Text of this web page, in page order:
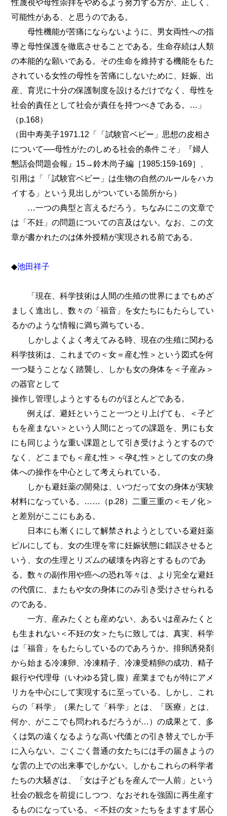
性蔑視や母性崇拝をやめるよう努力する方が、正しく、
可能性がある、と思うのである。
母性機能が苦痛にならないように、男女両性への指
導と母性保護を徹底させることである。生命存続は人類
の本能的な願いである。その生命を維持する機能をもた
されている女性の母性を苦痛にしないために、妊娠、出
産、育児に十分の保護制度を設けるだけでなく、母性を
社会的責任として社会が責任を持つべきである。…」
（p.168）
（田中寿美子1971.12「「試験官ベビー」思想の皮相さ
について──母性がたのしめる社会的条件こそ」『婦人
懇話会問題会報』15→鈴木尚子編［1985:159-169］、
引用は「「試験官ベビー」は生物の自然のルールをハカ
イする」という見出しがついている箇所から）
…一つの典型と言えるだろう。ちなみにこの文章で
は「不妊」の問題についての言及はない。なお、この文
章が書かれたのは体外授精が実現される前である。
◆池田祥子
「現在、科学技術は人間の生殖の世界にまでもめざ
ましく進出し、数々の「福音」を女たちにもたらしてい
るかのような情報に満ち満ちている。
しかしよくよく考えてみる時、現在の生殖に関わる
科学技術は、これまでの＜女＝産む性＞という図式を何
一つ疑うことなく踏襲し、しかも女の身体を＜子産み＞
の器官として
操作し管理しようとするものがほとんどである。
例えば、避妊ということ一つとり上げても、＜子ど
もを産まない＞という人間にとっての課題を、男にも女
にも同じような重い課題として引き受けようとするので
なく、どこまでも＜産む性＞＜孕む性＞としての女の身
体への操作を中心として考えられている。
しかも避妊薬の開発は、いつだって女の身体が実験
材料になっている。……（p.28）二重三重の＜モノ化＞
と差別がここにもある。
日本にも漸くにして解禁されようとしている避妊薬
ピルにしても、女の生理を常に妊娠状態に錯誤させると
いう、女の生理とリズムの破壊を内容とするものであ
る。数々の副作用や癌への恐れ等々は、より完全な避妊
の代償に、またもや女の身体にのみ引き受けさせられる
のである。
一方、産みたくとも産めない、あるいは産みたくと
も生まれない＜不妊の女＞たちに致しては、真実、科学
は「福音」をもたらしているのであろうか。排卵誘発剤
から始まる冷凍卵、冷凍精子、冷凍受精卵の成功、精子
銀行や代理母（いわゆる貸し腹）産業までもが特にアメ
リカを中心にして実現するに至っている。しかし、これ
らの「科学」（果たして「科学」とは、「医療」とは、
何か、がここでも問われるだろうが…）の成果とて、多
くは気の遠くなるような高い代価との引き替えでしか手
に入らない。ごくごく普通の女たちには手の届きようの
な雲の上での出来事でしかない。しかもこれらの科学者
たちの大騒ぎは、「女は子どもを産んで一人前」という
社会の観念を前提にしつつ、なおそれを強固に再生産す
るものになっている。＜不妊の女＞たちをますます居心